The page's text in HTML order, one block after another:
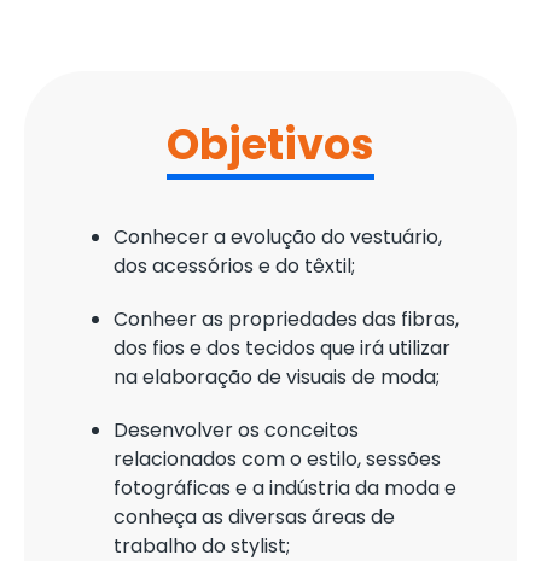
Objetivos
Conhecer a evolução do vestuário,
dos acessórios e do têxtil;
Conheer as propriedades das fibras,
dos fios e dos tecidos que irá utilizar
na elaboração de visuais de moda;
Desenvolver os conceitos
relacionados com o estilo, sessões
fotográficas e a indústria da moda e
conheça as diversas áreas de
trabalho do stylist;